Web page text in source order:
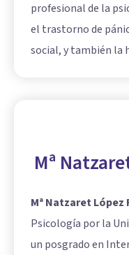
profesional de la
el trastorno de
social, y también la
Mª
Mª Natzaret López
Psicología por la
un posgrado en